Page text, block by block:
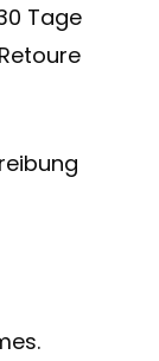
Tage